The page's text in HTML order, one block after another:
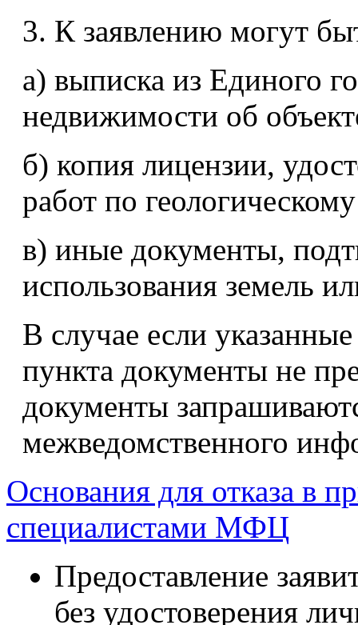
3. К заявлению могут
а) выписка из Единого
недвижимости об
б) копия лицензии,
работ по
в) иные документы,
использования земель
В случае если
пункта документы не
документы
межведомственного
Основания для отказа в
специалистами МФЦ
Предоставление
без удостоверения